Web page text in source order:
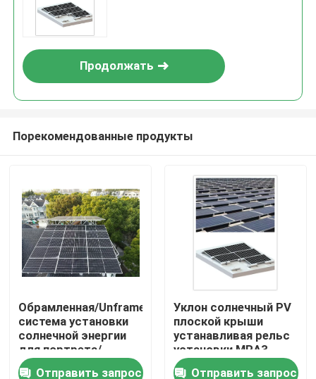
Дом
Продукты
Продолжать
Порекомендованные продукты
Обрамленная/Unframed
система установки
солнечной энергии
для портрета/
модуля ландшафта
Отправить запрос
Уклон солнечный PV
плоской крыши
устанавливая рельс
установки MRA3
систем 1200mm PV
Отправить запрос